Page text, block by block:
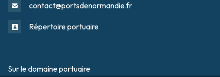
contact@portsdenormandie.fr
Répertoire portuaire
Sur le domaine portuaire